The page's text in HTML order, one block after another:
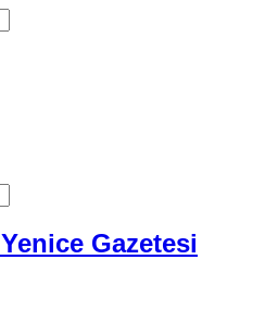
Yenice Gazetesi